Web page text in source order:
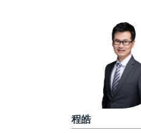
程皓